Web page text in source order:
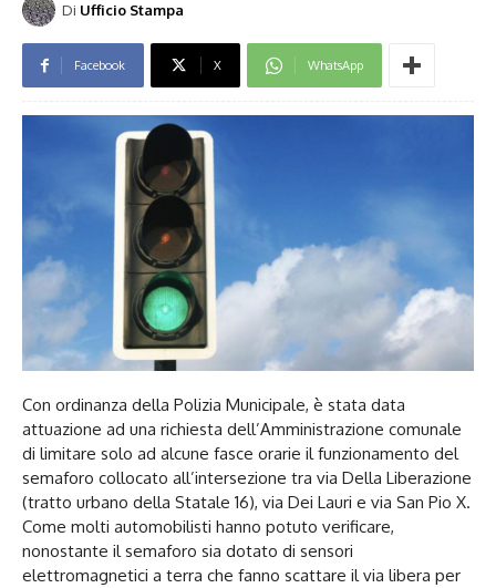
Di Ufficio Stampa
Facebook X WhatsApp
Con ordinanza della Polizia Municipale, è stata data
attuazione ad una richiesta dell’Amministrazione comunale
di limitare solo ad alcune fasce orarie il funzionamento del
semaforo collocato all’intersezione tra via Della Liberazione
(tratto urbano della Statale 16), via Dei Lauri e via San Pio X.
Come molti automobilisti hanno potuto verificare,
nonostante il semaforo sia dotato di sensori
elettromagnetici a terra che fanno scattare il via libera per